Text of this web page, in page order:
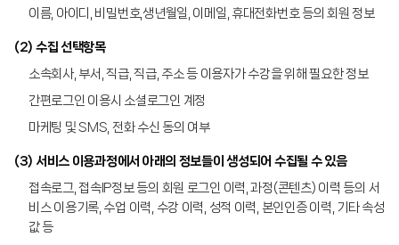
이름, 아이디, 비밀번호,생년월일, 이메일, 휴대전화번호 등의 회원 정보
(2) 수집 선택항목
소속회사, 부서, 직급, 직급, 주소 등 이용자가 수강을 위해 필요한 정보
간편로그인 이용시 소셜로그인 계정
마케팅 및 SMS, 전화 수신 동의 여부
(3) 서비스 이용과정에서 아래의 정보들이 생성되어 수집될 수 있음
접속로그, 접속IP정보 등의 회원 로그인 이력, 과정(콘텐츠) 이력 등의 서
비스 이용기록, 수업 이력, 수강 이력, 성적 이력, 본인인증 이력, 기타 속성
값 등